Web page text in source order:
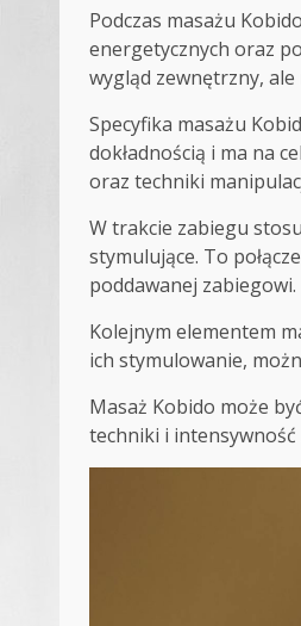
Podczas masażu
energetycznych oraz
wygląd zewnętrzny,
Specyfika masażu
dokładnością i ma na
oraz techniki
W trakcie zabiegu
stymulujące. To
poddawanej zabiegowi.
Kolejnym elementem
ich stymulowanie,
Masaż Kobido może
techniki i